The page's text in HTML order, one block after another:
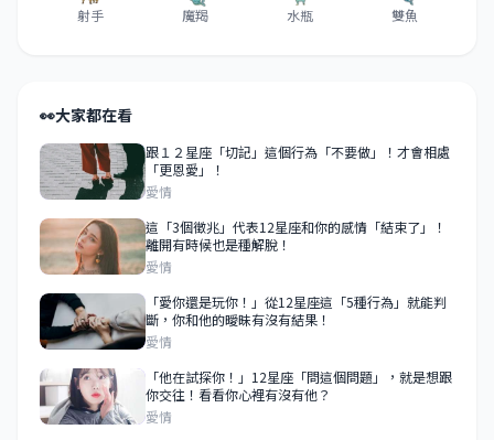
射手 魔羯 水瓶 雙魚
👀大家都在看
跟１２星座「切記」這個行為「不要做」！才會相處
「更恩愛」！
愛情
這「3個徵兆」代表12星座和你的感情「結束了」！
離開有時候也是種解脫！
愛情
「愛你還是玩你！」從12星座這「5種行為」就能判
斷，你和他的曖昧有沒有結果！
愛情
「他在試探你！」12星座「問這個問題」，就是想跟
你交往！看看你心裡有沒有他？
愛情